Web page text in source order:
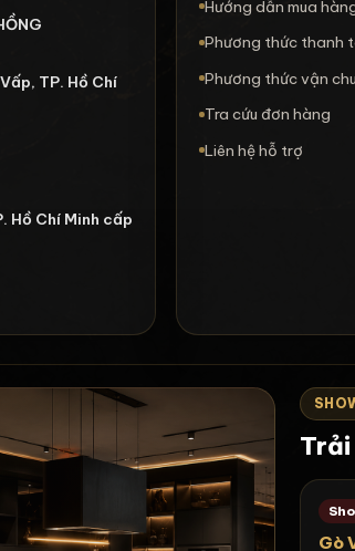
TP. Hồ Chí
Hồ Chí Minh cấp
Hướng dẫn mua
Phương thức thanh
Phương thức vận
Tra cứu đơn hàng
Liên hệ hỗ trợ
Trải
Gò